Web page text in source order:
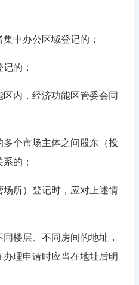
中办公区域登记的；
的；
内，经济功能区管委会同
个市场主体之间股东（投
的；
所）登记时，应对上述情
层、不同房间的地址，
理申请时应当在地址后明